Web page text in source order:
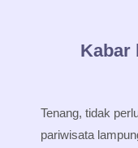
Kabar
Tenang, tidak
pariwisata